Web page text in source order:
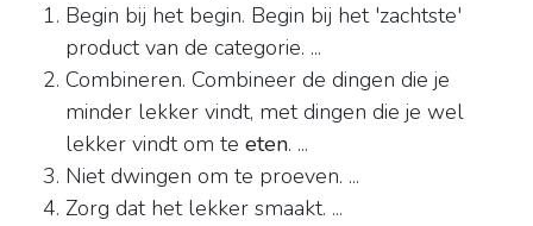
Begin bij het begin. Begin bij het 'zachtste'
product van de categorie. ...
Combineren. Combineer de dingen die je
minder lekker vindt, met dingen die je wel
lekker vindt om te eten. ...
Niet dwingen om te proeven. ...
Zorg dat het lekker smaakt. ...